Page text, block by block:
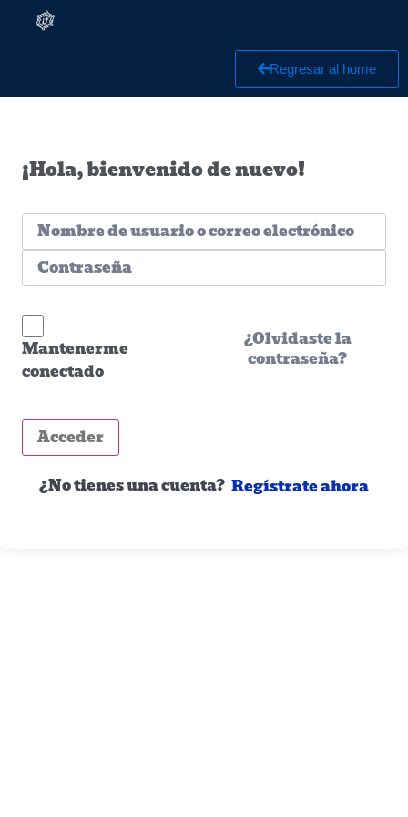
Regresar al home
¡Hola, bienvenido de nuevo!
Mantenerme
conectado
¿Olvidaste la
contraseña?
Acceder
¿No tienes una cuenta? Regístrate ahora